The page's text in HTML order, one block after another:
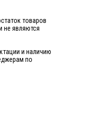
товаров
не являются
и наличию
по